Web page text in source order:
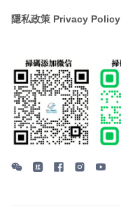
隱私政策 Privacy Policy